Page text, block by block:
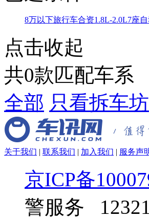
8万以下旅行车合资1.8L-2.0L7座
点击收起
共0款匹配车系
全部 只看拆车坊
关于我们 | 联系我们 | 加入我们 | 服务声
京ICP备
警服务